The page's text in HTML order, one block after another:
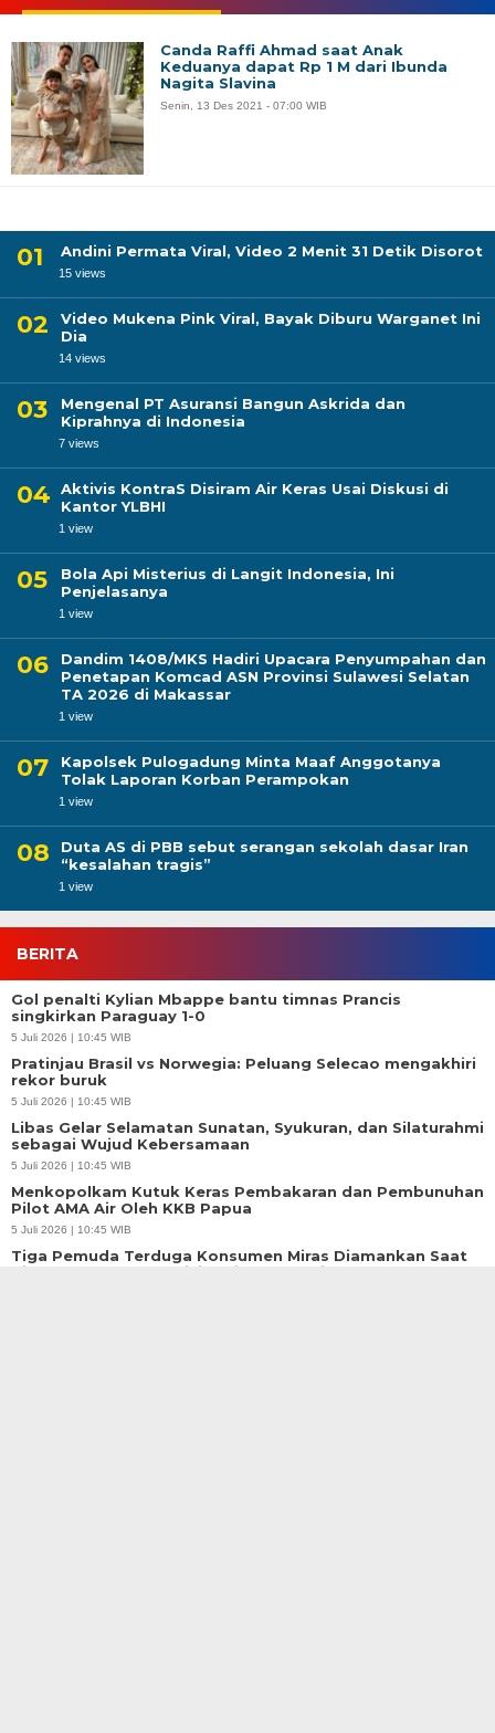
Andini Permata Viral, Video 2 Menit 31 Detik Disorot
15 views
Video Mukena Pink Viral, Bayak Diburu Warganet Ini
Dia
14 views
Mengenal PT Asuransi Bangun Askrida dan
Kiprahnya di Indonesia
7 views
Aktivis KontraS Disiram Air Keras Usai Diskusi di
Kantor YLBHI
1 view
Bola Api Misterius di Langit Indonesia, Ini
Penjelasanya
1 view
Dandim 1408/MKS Hadiri Upacara Penyumpahan dan
Penetapan Komcad ASN Provinsi Sulawesi Selatan
TA 2026 di Makassar
1 view
Kapolsek Pulogadung Minta Maaf Anggotanya
Tolak Laporan Korban Perampokan
1 view
Duta AS di PBB sebut serangan sekolah dasar Iran
“kesalahan tragis”
1 view
Canda Raffi Ahmad saat Anak
Keduanya dapat Rp 1 M dari Ibunda
Nagita Slavina
Senin, 13 Des 2021 - 07:00 WIB
BERITA
Gol penalti Kylian Mbappe bantu timnas Prancis
singkirkan Paraguay 1-0
5 Juli 2026 | 10:45 WIB
Pratinjau Brasil vs Norwegia: Peluang Selecao mengakhiri
rekor buruk
5 Juli 2026 | 10:45 WIB
Libas Gelar Selamatan Sunatan, Syukuran, dan Silaturahmi
sebagai Wujud Kebersamaan
5 Juli 2026 | 10:45 WIB
Menkopolkam Kutuk Keras Pembakaran dan Pembunuhan
Pilot AMA Air Oleh KKB Papua
5 Juli 2026 | 10:45 WIB
Tiga Pemuda Terduga Konsumen Miras Diamankan Saat
Hiburan Dangdut, Polisi Berikan Pembinaan